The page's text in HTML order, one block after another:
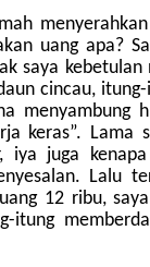
uang apa?
saya
cincau,
menyambung
keras”. Lama
iya juga
Lalu
12 ribu,
itung